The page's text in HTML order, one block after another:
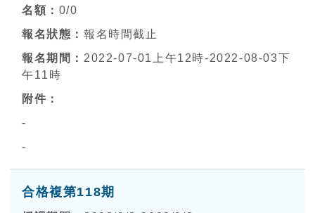
0/0
報名時間截止
2022-07-01上午12時-2022-08-03下
午11時
-
-
合格複第118期